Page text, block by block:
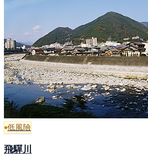
低風險
飛驒川